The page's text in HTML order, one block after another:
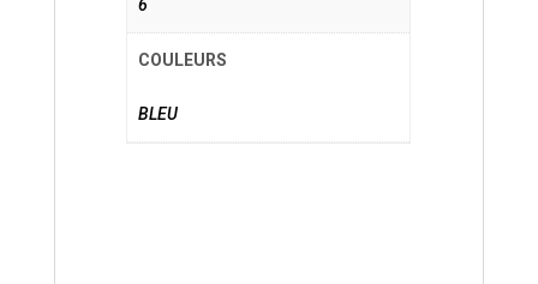
6
COULEURS
BLEU